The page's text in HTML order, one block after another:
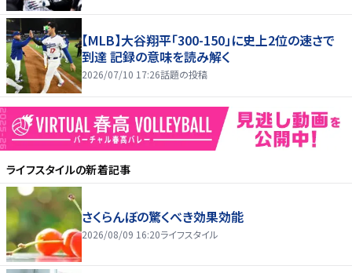
【MLB】大谷翔平「300-150」に史上2位の速さで
到達 記録の意味を読み解く
2026/07/10 17:26話題の投稿
ライフスタイルの新着記事
さくらんぼの驚くべき効果効能
2026/08/09 16:20ライフスタイル